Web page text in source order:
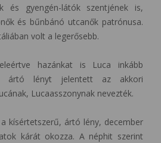
és gyengén-látók szentjének is,
és bűnbánó utcanők patrónusa.
volt a legerősebb.
hazánkat is Luca inkább
ártó lényt jelentett az akkori
Lucaasszonynak nevezték.
kísértetszerű, ártó lény, december
kárát okozza. A néphit szerint